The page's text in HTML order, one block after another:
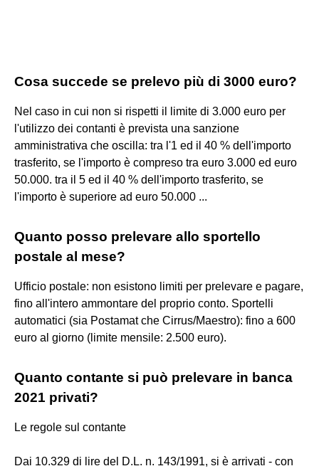
Cosa succede se prelevo più di 3000 euro?
Nel caso in cui non si rispetti il limite di 3.000 euro per
l'utilizzo dei contanti è prevista una sanzione
amministrativa che oscilla: tra l'1 ed il 40 % dell'importo
trasferito, se l'importo è compreso tra euro 3.000 ed euro
50.000. tra il 5 ed il 40 % dell'importo trasferito, se
l'importo è superiore ad euro 50.000 ...
Quanto posso prelevare allo sportello
postale al mese?
Ufficio postale: non esistono limiti per prelevare e pagare,
fino all'intero ammontare del proprio conto. Sportelli
automatici (sia Postamat che Cirrus/Maestro): fino a 600
euro al giorno (limite mensile: 2.500 euro).
Quanto contante si può prelevare in banca
2021 privati?
Le regole sul contante
Dai 10.329 di lire del D.L. n. 143/1991, si è arrivati - con